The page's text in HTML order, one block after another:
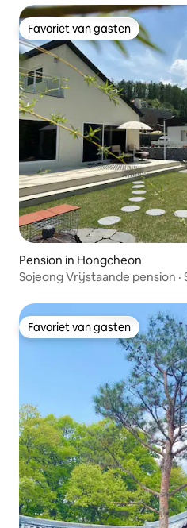
Favoriet van gasten
Favoriet van gasten
Pension in Hongcheon
Sojeong Vrijstaande pension ·
60 minuten · 3 slaapkamers ·
Favoriet van gasten
Favoriet van gasten